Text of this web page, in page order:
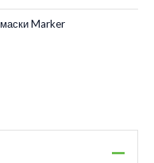
маски Marker